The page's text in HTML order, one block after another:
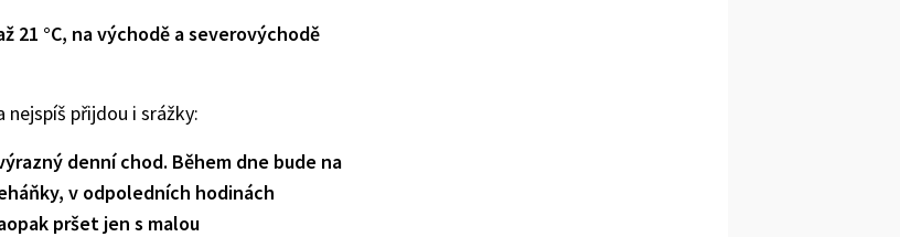
°C, na východě a severovýchodě
přijdou i srážky:
denní chod. Během dne bude na
v odpoledních hodinách
pršet jen s malou